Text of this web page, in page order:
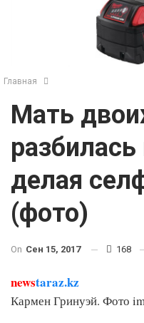
Главная
Мать
делая
(фото)
On Сен 15, 2017 168
newstaraz.kz
Кармен Гринуэй. Фото